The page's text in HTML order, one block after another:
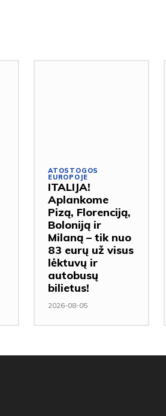
ATOSTOGOS
EUROPOJE
ITALIJA!
Aplankome
Pizą, Florenciją,
Boloniją ir
Milaną – tik nuo
83 eurų už visus
lėktuvų ir
autobusų
bilietus!
2026-08-05